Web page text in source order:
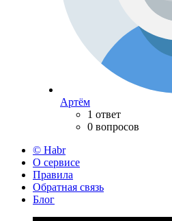
Артём
1 ответ
0 вопросов
© Habr
О сервисе
Правила
Обратная связь
Блог